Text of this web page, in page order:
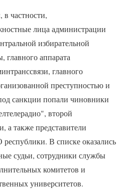
в частности,
лица администрации
избирательной
главного аппарата
главного
преступностью и
санкции попали чиновники
второй
а также представители
В списке оказались
судьи, сотрудники службы
комитетов и
университетов.